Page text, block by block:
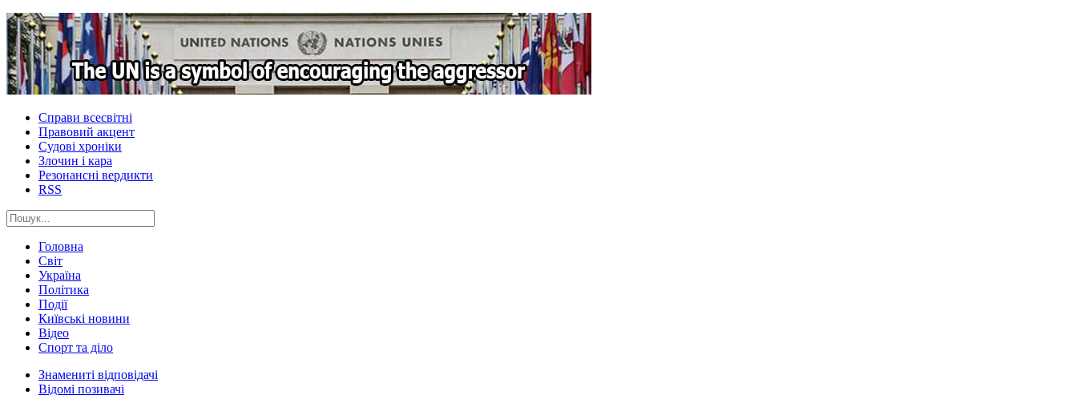
Справи всесвітні
Правовий акцент
Судові хроніки
Злочин і кара
Резонансні вердикти
RSS
Головна
Світ
Україна
Політика
Події
Київські новини
Відео
Спорт та діло
Знамениті відповідачі
Відомі позивачі